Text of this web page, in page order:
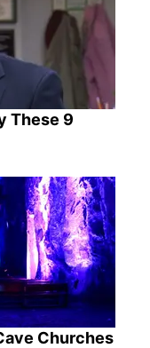
These 9
Churches